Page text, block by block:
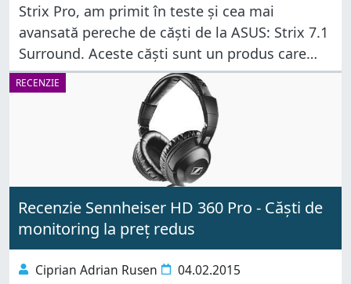
Strix Pro, am primit în teste și cea mai
avansată pereche de căști de la ASUS: Strix 7.1
Surround. Aceste căști sunt un produs care
atrage atenția prin intermediul stației audio
dedicate,
RECENZIE
Recenzie Sennheiser HD 360 Pro - Căști de
monitoring la preț redus
Ciprian Adrian Rusen 04.02.2015